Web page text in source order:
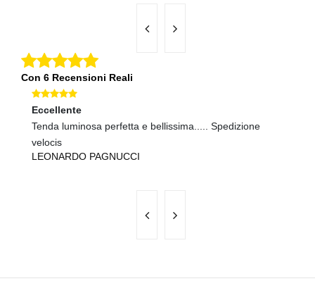
Con 6 Recensioni Reali
Eccellente
Tenda luminosa perfetta e bellissima..... Spedizione
velocis
LEONARDO PAGNUCCI